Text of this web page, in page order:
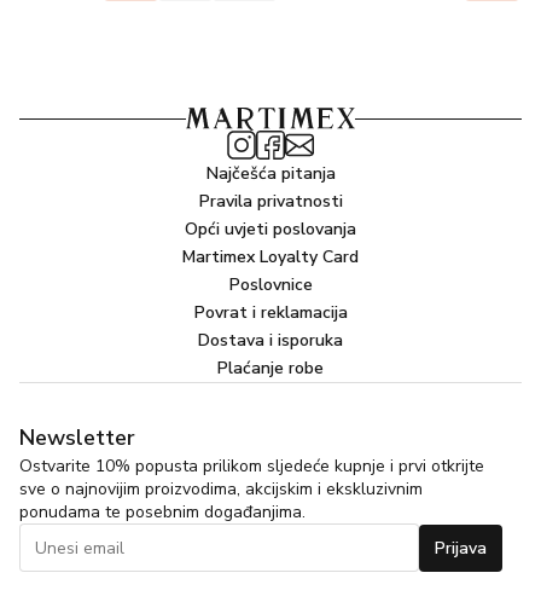
Najčešća pitanja
Pravila privatnosti
Opći uvjeti poslovanja
Martimex Loyalty Card
Poslovnice
Povrat i reklamacija
Dostava i isporuka
Plaćanje robe
Newsletter
Ostvarite 10% popusta prilikom sljedeće kupnje i prvi otkrijte
sve o najnovijim proizvodima, akcijskim i ekskluzivnim
ponudama te posebnim događanjima.
Prijava